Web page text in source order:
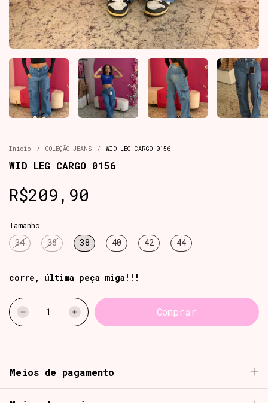
Início / COLEÇÃO JEANS / WID LEG CARGO 0156
WID LEG CARGO 0156
R$209,90
Tamanho
34 36 38 40 42 44
corre, última peça miga!!!
Meios de pagamento